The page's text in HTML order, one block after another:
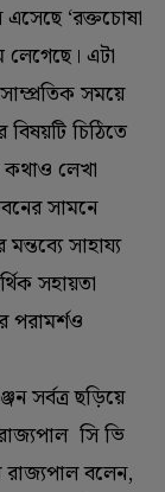
এসেছে ‘‌রক্তচোষা
লেগেছে। এটা
সময়ে
বিষয়টি চিঠিতে
লেখা
সামনে
সাহায্য
সহায়তা
পরামর্শও
সর্বত্র ছড়িয়ে
সি ভি
বলেন,